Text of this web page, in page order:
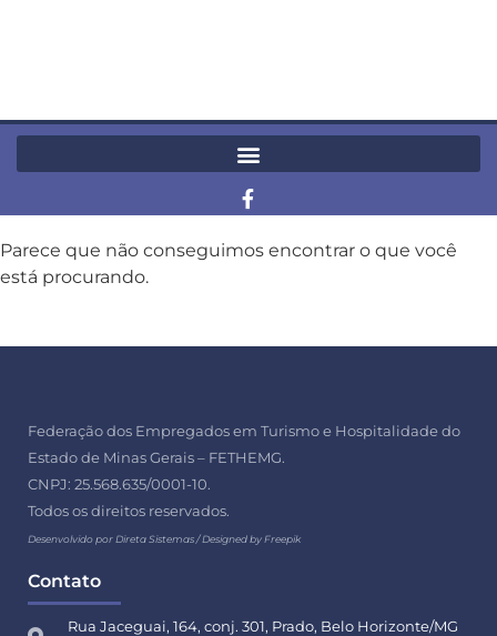
Parece que não conseguimos encontrar o que você
está procurando.
Federação dos Empregados em Turismo e Hospitalidade do
Estado de Minas Gerais – FETHEMG.
CNPJ: 25.568.635/0001-10.
Todos os direitos reservados.
Desenvolvido por Direta Sistemas /Designed by Freepik
Contato
Rua Jaceguai, 164, conj. 301, Prado, Belo Horizonte/MG